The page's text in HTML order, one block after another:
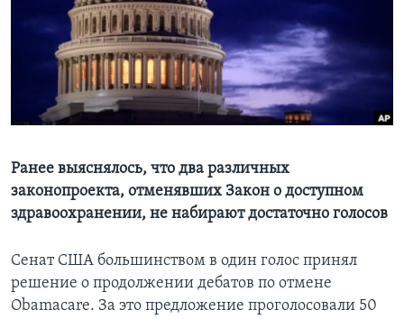
Learning English
СОЦИАЛЬНЫЕ СЕТИ
Языки
Ранее выяснялось, что два различных
законопроекта, отменявших Закон о доступном
здравоохранении, не набирают достаточно голосов
Сенат США большинством в один голос принял
решение о продолжении дебатов по отмене
Obamacare. За это предложение проголосовали 50